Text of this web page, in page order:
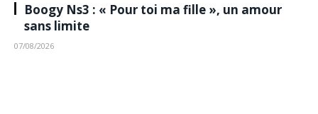
Boogy Ns3 : « Pour toi ma fille », un amour
sans limite
07/08/2026